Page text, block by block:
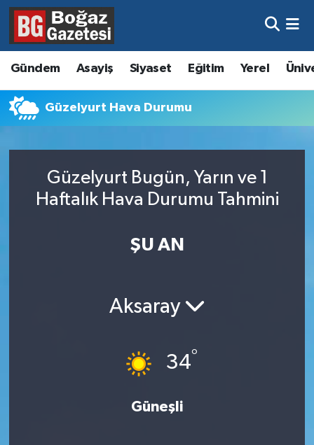
Gündem Asayiş Siyaset Eğitim Yerel
Güzelyurt Hava Durumu
Güzelyurt Bugün, Yarın ve 1
Haftalık Hava Durumu Tahmini
ŞU AN
Aksaray
34°
Güneşli
Asayiş
Eğitim
Ekonomi
Kültür ve Sanat
Hava Durumu
Trafik Durumu
Süper Lig Puan Durumu ve Fikstür
Son Dakika Haberleri